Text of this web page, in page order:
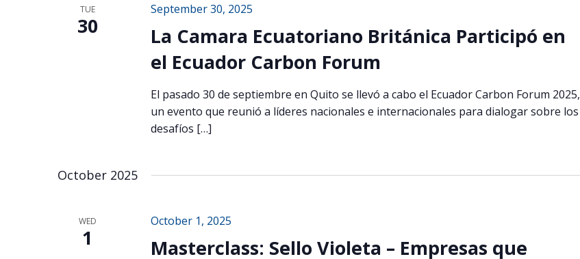
TUE
30
September 30, 2025
La Camara Ecuatoriano Británica Participó en
el Ecuador Carbon Forum
El pasado 30 de septiembre en Quito se llevó a cabo el Ecuador Carbon Forum 2025,
un evento que reunió a líderes nacionales e internacionales para dialogar sobre los
desafíos […]
October 2025
WED
1
October 1, 2025
Masterclass: Sello Violeta – Empresas que